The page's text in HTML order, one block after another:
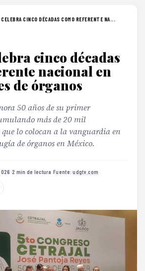
CINCO DÉCADAS COMO REFERENTE NA...
cinco décadas
nacional en
de órganos
50 años de su primer
más de 20 mil
lo colocan a la vanguardia en
de órganos en México.
·2 min de lectura ·Fuente:udgtv.com